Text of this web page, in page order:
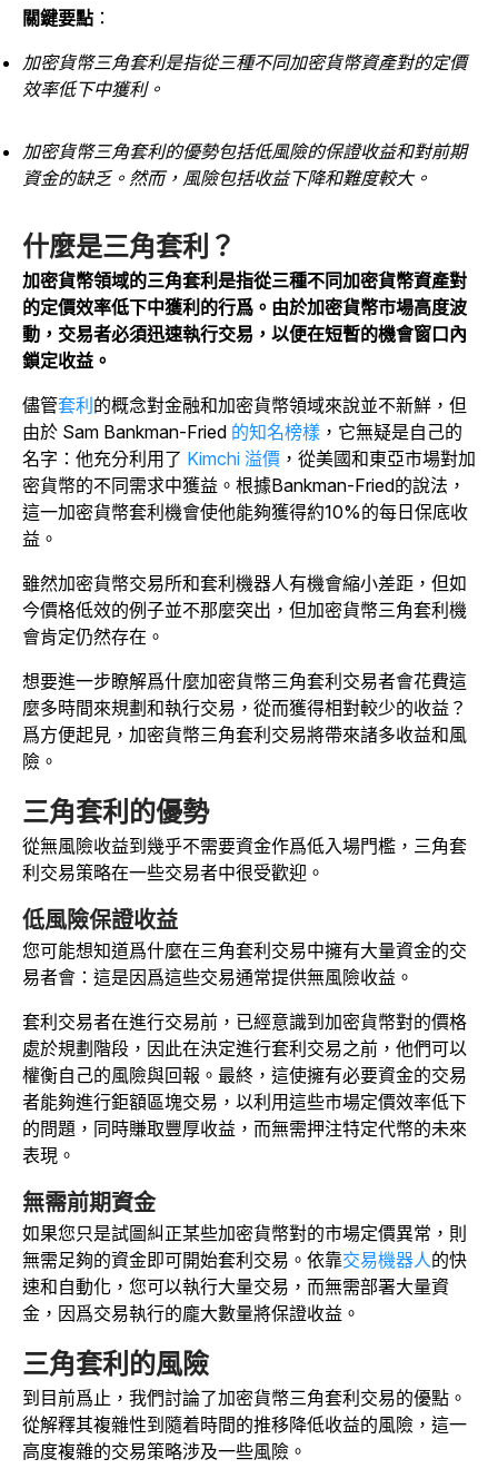
關鍵要點 ：
加密貨幣三角套利是指從三種不同加密貨幣資產對的定價
效率低下中獲利。
加密貨幣三角套利的優勢包括低風險的保證收益和對前期
資金的缺乏。然而，風險包括收益下降和難度較大。
什麼是三角套利？
加密貨幣領域的三角套利是指從三種不同加密貨幣資產對
的定價效率低下中獲利的行爲。由於加密貨幣市場高度波
動，交易者必須迅速執行交易，以便在短暫的機會窗口內
鎖定收益。
儘管套利 的概念對金融和加密貨幣領域來說並不新鮮，但
由於 Sam Bankman-Fried 的知名榜樣 ，它無疑是自己的
名字：他充分利用了 Kimchi 溢價 ，從美國和東亞市場對加
密貨幣的不同需求中獲益。根據Bankman-Fried的說法，
這一加密貨幣套利機會使他能夠獲得約10%的每日保底收
益。
雖然加密貨幣交易所和套利機器人有機會縮小差距，但如
今價格低效的例子並不那麼突出，但加密貨幣三角套利機
會肯定仍然存在。
想要進一步瞭解爲什麼加密貨幣三角套利交易者會花費這
麼多時間來規劃和執行交易，從而獲得相對較少的收益？
爲方便起見，加密貨幣三角套利交易將帶來諸多收益和風
險。
三角套利的優勢
從無風險收益到幾乎不需要資金作爲低入場門檻，三角套
利交易策略在一些交易者中很受歡迎。
低風險保證收益
您可能想知道爲什麼在三角套利交易中擁有大量資金的交
易者會：這是因爲這些交易通常提供無風險收益。
套利交易者在進行交易前，已經意識到加密貨幣對的價格
處於規劃階段，因此在決定進行套利交易之前，他們可以
權衡自己的風險與回報。最終，這使擁有必要資金的交易
者能夠進行鉅額區塊交易，以利用這些市場定價效率低下
的問題，同時賺取豐厚收益，而無需押注特定代幣的未來
表現。
無需前期資金
如果您只是試圖糾正某些加密貨幣對的市場定價異常，則
無需足夠的資金即可開始套利交易。依靠交易機器人的快
速和自動化，您可以執行大量交易，而無需部署大量資
金，因爲交易執行的龐大數量將保證收益。
三角套利的風險
到目前爲止，我們討論了加密貨幣三角套利交易的優點。
從解釋其複雜性到隨着時間的推移降低收益的風險，這一
高度複雜的交易策略涉及一些風險。